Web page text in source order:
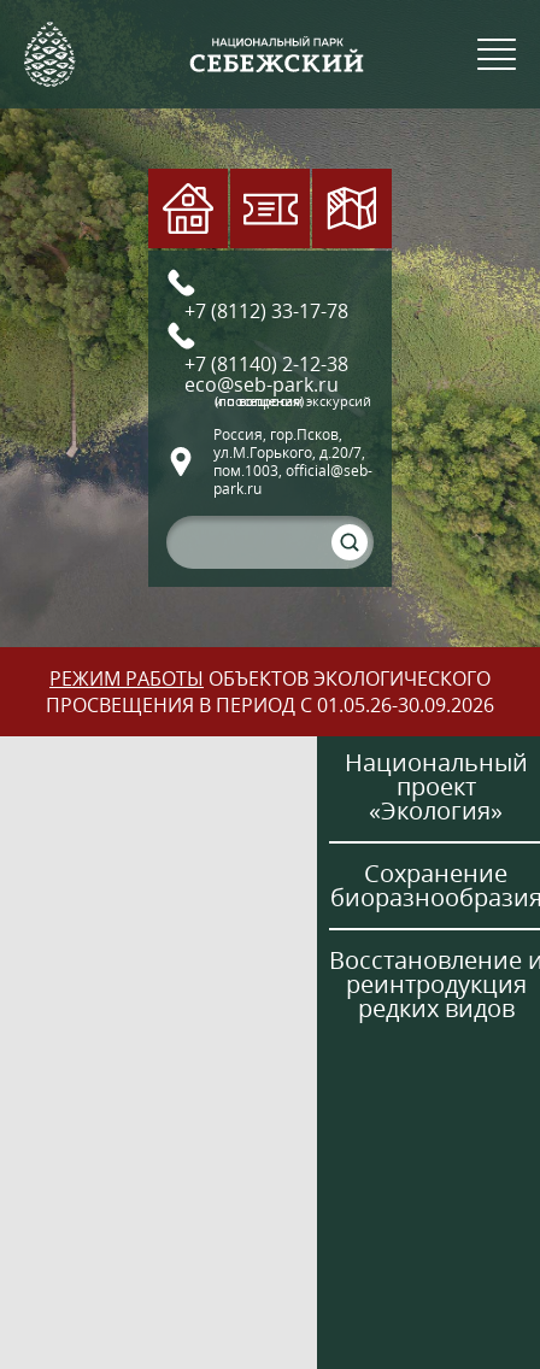
+7 (8112) 33-17-78
+7 (81140) 2-12-38
eco@seb-park.ru
(по вопросам экскурсий и посещения)
Россия, гор.Псков,
ул.М.Горького, д.20/7,
пом.1003, official@seb-
park.ru
РЕЖИМ РАБОТЫ ОБЪЕКТОВ ЭКОЛОГИЧЕСКОГО
ПРОСВЕЩЕНИЯ В ПЕРИОД С 01.05.26-30.09.2026
Национальный
проект
«Экология»
Сохранение
Восстановление
реинтродукция
редких видов